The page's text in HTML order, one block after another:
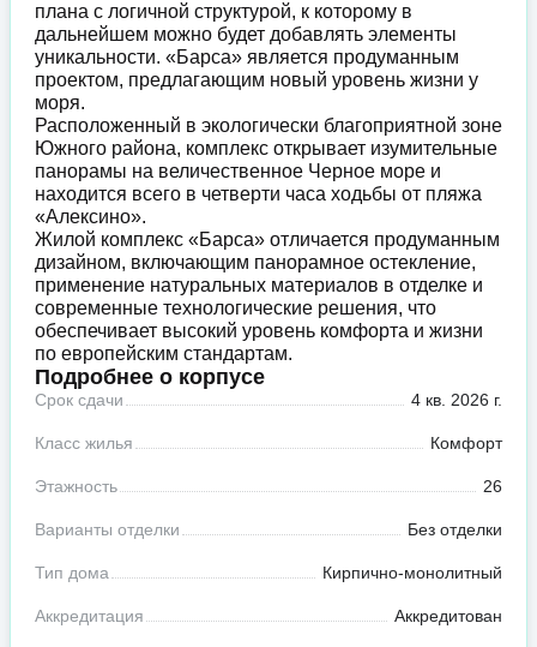
плана с логичной структурой, к которому в
дальнейшем можно будет добавлять элементы
уникальности. «Барса» является продуманным
проектом, предлагающим новый уровень жизни у
моря.
Расположенный в экологически благоприятной зоне
Южного района, комплекс открывает изумительные
панорамы на величественное Черное море и
находится всего в четверти часа ходьбы от пляжа
«Алексино».
Жилой комплекс «Барса» отличается продуманным
дизайном, включающим панорамное остекление,
применение натуральных материалов в отделке и
современные технологические решения, что
обеспечивает высокий уровень комфорта и жизни
по европейским стандартам.
Подробнее о корпусе
Срок сдачи 4 кв. 2026 г.
Класс жилья Комфорт
Этажность 26
Варианты отделки Без отделки
Тип дома Кирпично-монолитный
Аккредитация Аккредитован